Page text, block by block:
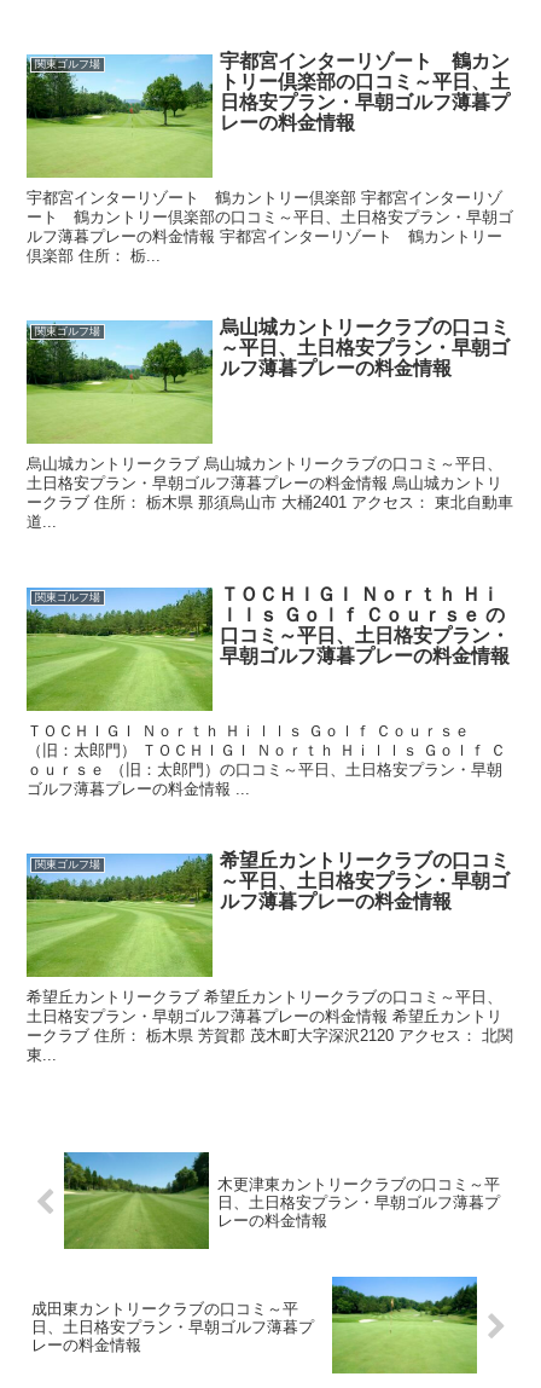
関東ゴルフ場
宇都宮インターリゾート 鶴カン
トリー倶楽部の口コミ～平日、土
日格安プラン・早朝ゴルフ薄暮プ
レーの料金情報
宇都宮インターリゾート 鶴カントリー倶楽部 宇都宮インターリゾ
ート 鶴カントリー倶楽部の口コミ～平日、土日格安プラン・早朝ゴ
ルフ薄暮プレーの料金情報 宇都宮インターリゾート 鶴カントリー
倶楽部 住所： 栃...
関東ゴルフ場
烏山城カントリークラブの口コミ
～平日、土日格安プラン・早朝ゴ
ルフ薄暮プレーの料金情報
烏山城カントリークラブ 烏山城カントリークラブの口コミ～平日、
土日格安プラン・早朝ゴルフ薄暮プレーの料金情報 烏山城カントリ
ークラブ 住所： 栃木県 那須烏山市 大桶2401 アクセス： 東北自動車
道...
関東ゴルフ場
ＴＯＣＨＩＧＩ Ｎｏｒｔｈ Ｈｉ
ｌｌｓ Ｇｏｌｆ Ｃｏｕｒｓｅ の
口コミ～平日、土日格安プラン・
早朝ゴルフ薄暮プレーの料金情報
ＴＯＣＨＩＧＩ Ｎｏｒｔｈ Ｈｉｌｌｓ Ｇｏｌｆ Ｃｏｕｒｓｅ
（旧：太郎門） ＴＯＣＨＩＧＩ Ｎｏｒｔｈ Ｈｉｌｌｓ Ｇｏｌｆ Ｃ
ｏｕｒｓｅ （旧：太郎門）の口コミ～平日、土日格安プラン・早朝
ゴルフ薄暮プレーの料金情報 ...
関東ゴルフ場
希望丘カントリークラブの口コミ
～平日、土日格安プラン・早朝ゴ
ルフ薄暮プレーの料金情報
希望丘カントリークラブ 希望丘カントリークラブの口コミ～平日、
土日格安プラン・早朝ゴルフ薄暮プレーの料金情報 希望丘カントリ
ークラブ 住所： 栃木県 芳賀郡 茂木町大字深沢2120 アクセス： 北関
東...
木更津東カントリークラブの口コミ～平
日、土日格安プラン・早朝ゴルフ薄暮プ
レーの料金情報
成田東カントリークラブの口コミ～平
日、土日格安プラン・早朝ゴルフ薄暮プ
レーの料金情報